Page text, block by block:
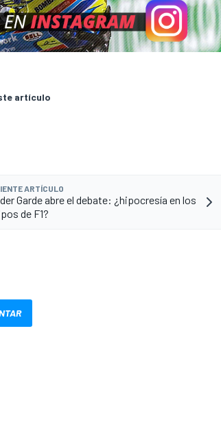
artículo
ARTÍCULO
Garde abre el debate: ¿hipocresía en los
de F1?